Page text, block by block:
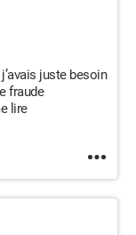
juste besoin
fraude
lire